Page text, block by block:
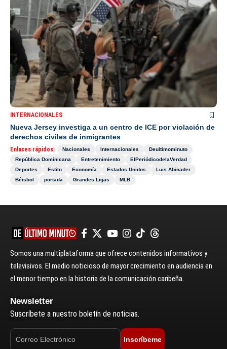
INTERNACIONALES
Nueva Jersey investiga a un centro de ICE por violación de
derechos civiles de inmigrantes
Enlaces rápidos: Nacionales Internacionales
Deultimominuto
República Dominicana
Entretenimiento
ElPeriódicodelaVerdad
Deportes
Estilo Economía Estados Unidos
Luis Abinader
Béisbol
portada Grandes Ligas MLB
Somos una multiplataforma que ofrece contenidos informativos y
televisivos. El medio noticioso de mayor crecimiento en audiencia en
el menor tiempo en la historia de la comunicación caribeña.
Newsletter
Suscríbete a nuestro boletín de noticias.
Inscríbeme